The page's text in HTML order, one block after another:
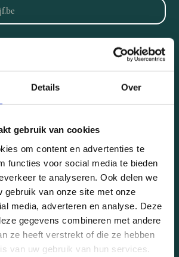
Details Over
gebruik van cookies
om content en advertenties te
functies voor social media te bieden
te analyseren. Ook delen we
gebruik van onze site met onze
media, adverteren en analyse. Deze
gegevens combineren met andere
ze heeft verstrekt of die ze hebben
van uw gebruik van hun services.
Paycheq bovenstaande gegevens zal verwerken
in deprivacyverklaring.